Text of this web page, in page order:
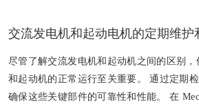
交流发电机和起动电机的定期维护
尽管了解交流发电机和起动机之间的区别
和起动机的正常运行至关重要。 通过定期
确保这些关键部件的可靠性和性能。 在